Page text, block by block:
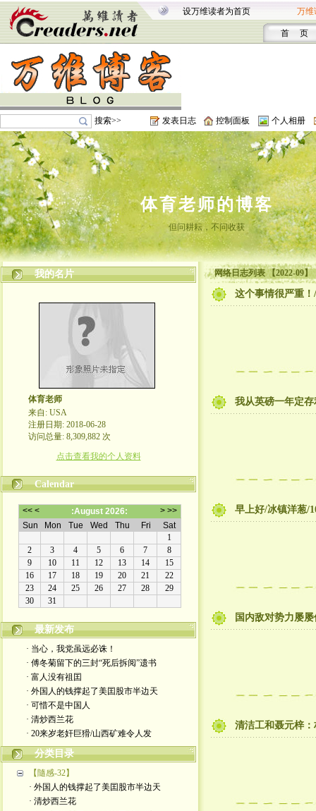
设万维读者为首页 万维
首 页
搜索>> 发表日志 控制面板 个人相册
体育老师的博客
但问耕耘，不问收获
我的名片
体育老师
来自: USA
注册日期: 2018-06-28
访问总量: 8,309,882 次
点击查看我的个人资料
Calendar
最新发布
· 当心，我党虽远必诛！
· 傅冬菊留下的三封“死后拆阅”遗书
· 富人没有祖囯
· 外国人的钱撑起了美囯股市半边天
· 可惜不是中国人
· 清炒西兰花
· 20来岁老奸巨猾/山西矿难令人发
分类目录
【隨感-32】
· 外国人的钱撑起了美囯股市半边天
· 清炒西兰花
网络日志列表 【2022-09】
这个事情很严重
我从英磅一年定
早上好/冰镇洋葱/
国内敌对势力屡
清洁工和聂元梓